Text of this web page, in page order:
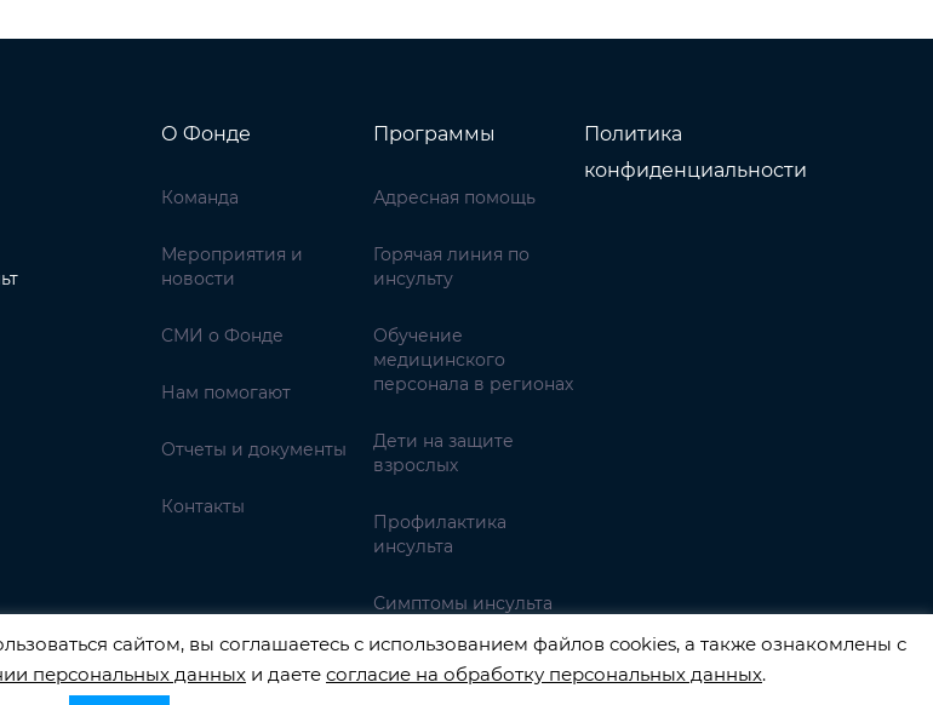
О Фонде
Команда
Мероприятия и
новости
СМИ о Фонде
Нам помогают
Отчеты и документы
Контакты
Программы
Адресная помощь
Горячая линия по
инсульту
Обучение
медицинского
персонала в регионах
Дети на защите
взрослых
Профилактика
инсульта
Симптомы инсульта
Политика
конфиденциальности
сайтом, вы соглашаетесь с использованием файлов cookies, а также ознакомлены с
персональных данных и даете согласие на обработку персональных данных.